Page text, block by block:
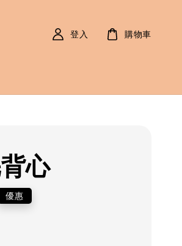
登入 購物車
心
優惠